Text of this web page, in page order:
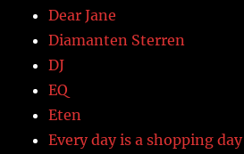
Dear Jane
Diamanten Sterren
DJ
EQ
Eten
Every day is a shopping day